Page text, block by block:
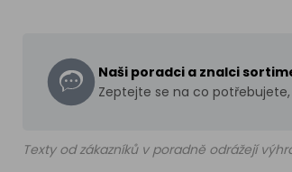
Naši poradci a znalci
Zeptejte se na co
Texty od zákazníků v poradně odrážejí